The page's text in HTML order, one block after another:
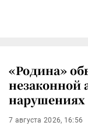
«Родина»
незаконной
нарушениях
7 августа 2026, 16:56